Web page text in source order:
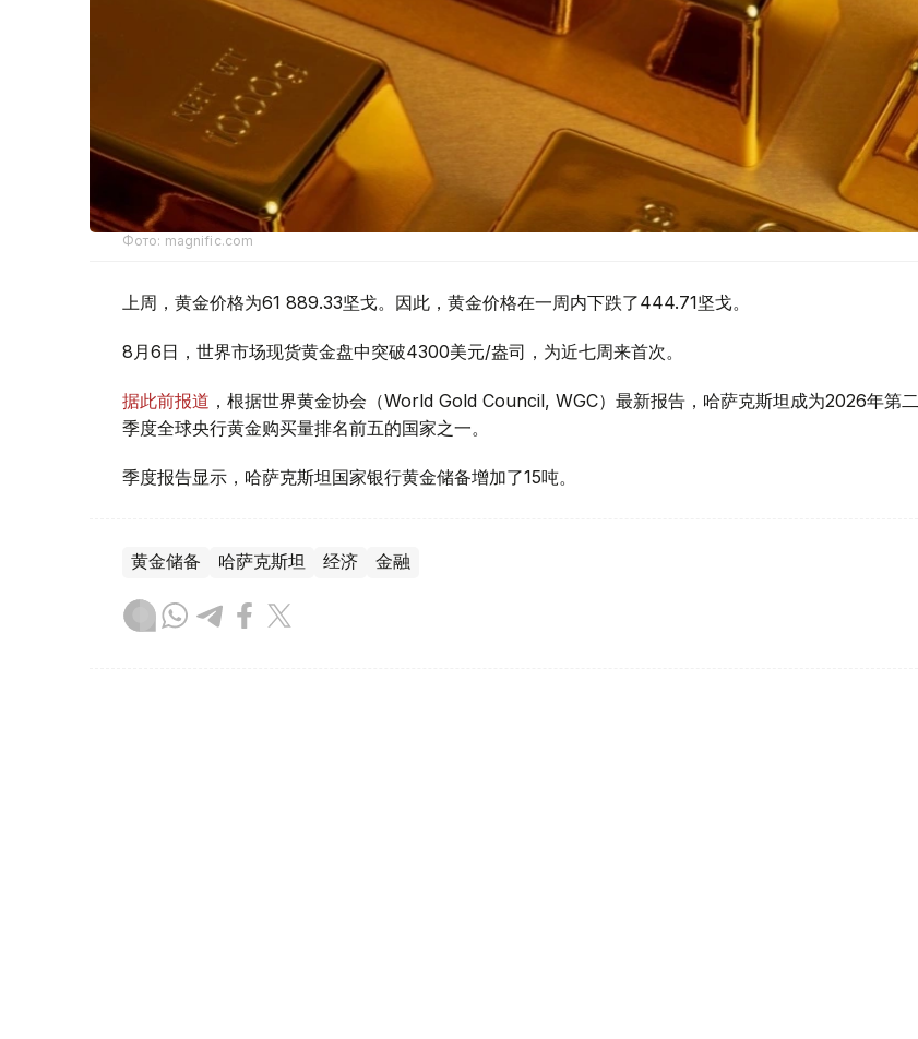
Фото: magnific.com
上周，黄金价格为61 889.33坚戈。因此，黄金价格在一周内下跌了444.71坚戈。
8月6日，世界市场现货黄金盘中突破4300美元/盎司，为近七周来首次。
据此前报道 ，根据世界黄金协会（World Gold Council, WGC）最新报告，哈萨克斯坦成为2026年第二
季度全球央行黄金购买量排名前五的国家之一。
季度报告显示，哈萨克斯坦国家银行黄金储备增加了15吨。
黄金储备 哈萨克斯坦 经济 金融